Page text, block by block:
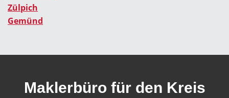
Zülpich
Gemünd
Maklerbüro für den Kreis